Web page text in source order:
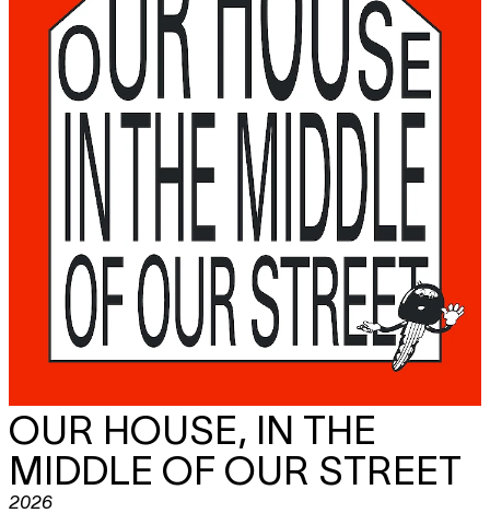
OUR HOUSE, IN THE
MIDDLE OF OUR STREET
2026